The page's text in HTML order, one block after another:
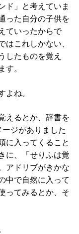
ド」と考えていま
った自分の子供を
ていったからで
はこれしかない、
したものを覚え
す。
よね。
えるとか、辞書を
ジがありました
に入ってくること
に、「せりふは覚
アドリブがきかな
中で自然に入って
ってみるとか、そ